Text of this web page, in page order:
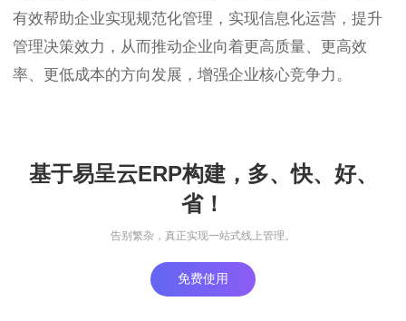
有效帮助企业实现规范化管理，实现信息化运营，提升
管理决策效力，从而推动企业向着更高质量、更高效
率、更低成本的方向发展，增强企业核心竞争力。
基于易呈云ERP构建，多、快、好、
省！
告别繁杂，真正实现一站式线上管理。
免费使用